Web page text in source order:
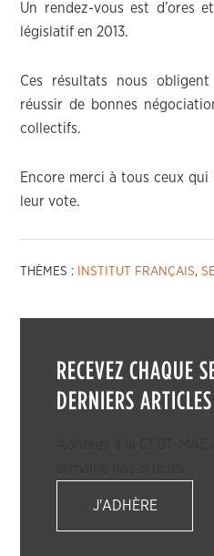
Un rendez-vous est d’ores
législatif en 2013.
Ces résultats nous
réussir de bonnes
collectifs.
Encore merci à tous ceux
leur vote.
THÈMES : INSTITUT FRANÇAIS,
RECEVEZ CHAQUE
DERNIERS ARTICLES
J'ADHÈRE